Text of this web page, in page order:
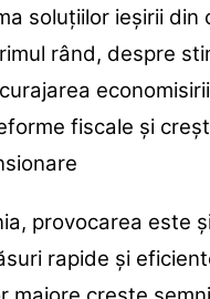
soluțiilor ieșirii din
rând, despre
fiscale și
provocarea este
rapide și